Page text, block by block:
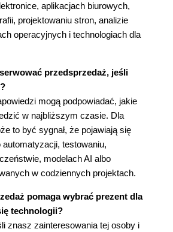
aplikacjach biurowych,
projektowaniu stron, analizie
operacyjnych i technologiach dla
przedsprzedaż, jeśli
mogą podpowiadać, jakie
w najbliższym czasie. Dla
to być sygnał, że pojawiają się
automatyzacji, testowaniu,
modelach AI albo
w codziennych projektach.
pomaga wybrać prezent dla
technologii?
znasz zainteresowania tej osoby i